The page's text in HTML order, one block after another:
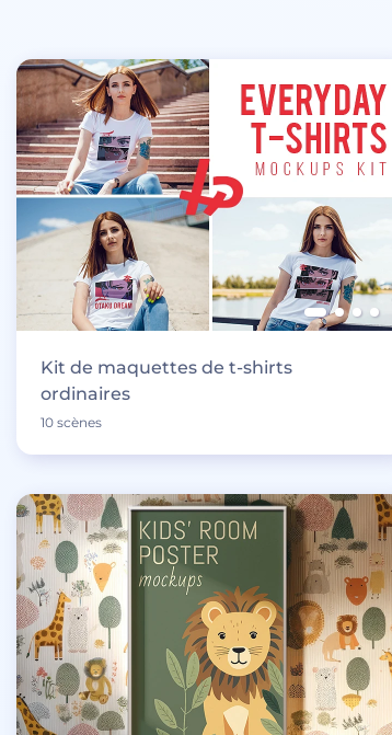
Kit de maquettes de t-shirts
ordinaires
10 scènes